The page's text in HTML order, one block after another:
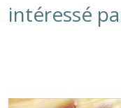
intéressé